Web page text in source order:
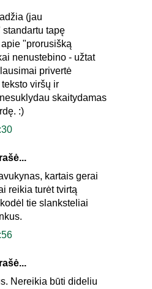
(jau
tapę
"prorusišką
nenustebino - užtat
privertė
viršų ir
skaitydamas
:)
kartais gerai
reikia turėt tvirtą
tie slanksteliai
Nereikia būti dideliu